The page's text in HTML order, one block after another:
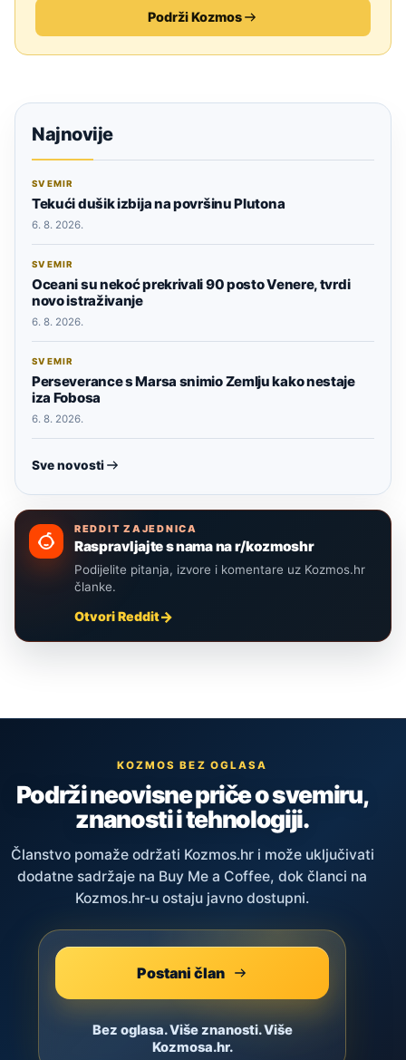
Podrži Kozmos
Najnovije
SVEMIR
Tekući dušik izbija na površinu Plutona
6. 8. 2026.
SVEMIR
Oceani su nekoć prekrivali 90 posto Venere, tvrdi
novo istraživanje
6. 8. 2026.
SVEMIR
Perseverance s Marsa snimio Zemlju kako nestaje
iza Fobosa
6. 8. 2026.
Sve novosti
REDDIT ZAJEDNICA
Raspravljajte s nama na r/kozmoshr
Podijelite pitanja, izvore i komentare uz Kozmos.hr
članke.
Otvori Reddit
KOZMOS BEZ OGLASA
Podrži neovisne priče o svemiru,
znanosti i tehnologiji.
Članstvo pomaže održati Kozmos.hr i može uključivati
dodatne sadržaje na Buy Me a Coffee, dok članci na
Kozmos.hr-u ostaju javno dostupni.
Postani član
Bez oglasa. Više znanosti. Više
Kozmosa.hr.